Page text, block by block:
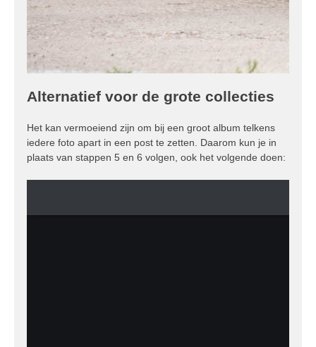
Alternatief voor de grote collecties
Het kan vermoeiend zijn om bij een groot album telkens
iedere foto apart in een post te zetten. Daarom kun je in
plaats van stappen 5 en 6 volgen, ook het volgende doen: